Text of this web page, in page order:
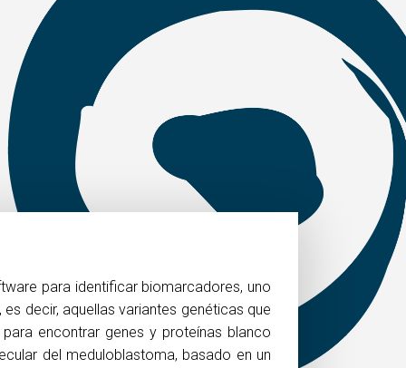
para identificar biomarcadores, uno
decir, aquellas variantes genéticas que
encontrar genes y proteínas blanco
del meduloblastoma, basado en un